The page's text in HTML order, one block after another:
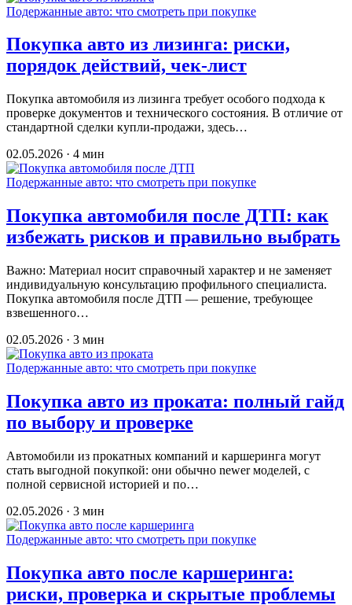
Подержанные авто: что смотреть при покупке
Покупка авто из лизинга: риски,
порядок действий, чек-лист
Покупка автомобиля из лизинга требует особого подхода к
проверке документов и технического состояния. В отличие от
стандартной сделки купли-продажи, здесь…
02.05.2026 · 4 мин
Подержанные авто: что смотреть при покупке
Покупка автомобиля после ДТП: как
избежать рисков и правильно выбрать
Важно: Материал носит справочный характер и не заменяет
индивидуальную консультацию профильного специалиста.
Покупка автомобиля после ДТП — решение, требующее
взвешенного…
02.05.2026 · 3 мин
Подержанные авто: что смотреть при покупке
Покупка авто из проката: полный гайд
по выбору и проверке
Автомобили из прокатных компаний и каршеринга могут
стать выгодной покупкой: они обычно newer моделей, с
полной сервисной историей и по…
02.05.2026 · 3 мин
Подержанные авто: что смотреть при покупке
Покупка авто после каршеринга:
риски, проверка и скрытые проблемы